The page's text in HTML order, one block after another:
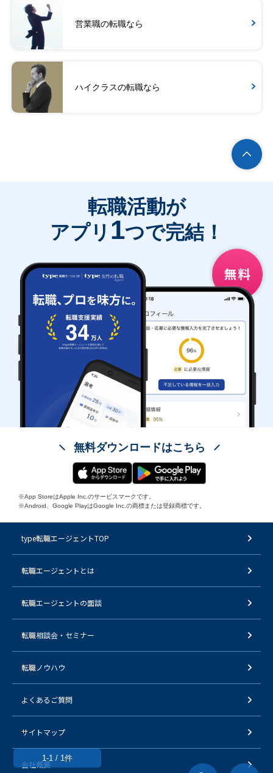
営業職の転職なら
ハイクラスの転職なら
1-1 / 1件
転職活動が
アプリ 1つで完結！
無料ダウンロードはこちら
※App StoreはApple Inc.のサービスマークです。
※Android、Google PlayはGoogle Inc.の商標または登録商標です。
type転職エージェントTOP
転職エージェントとは
転職エージェントの面談
転職相談会・セミナー
転職ノウハウ
よくあるご質問
サイトマップ
会社概要